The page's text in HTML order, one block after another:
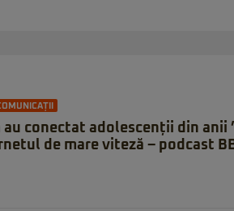
au conectat adolescenții din anii
de mare viteză – podcast